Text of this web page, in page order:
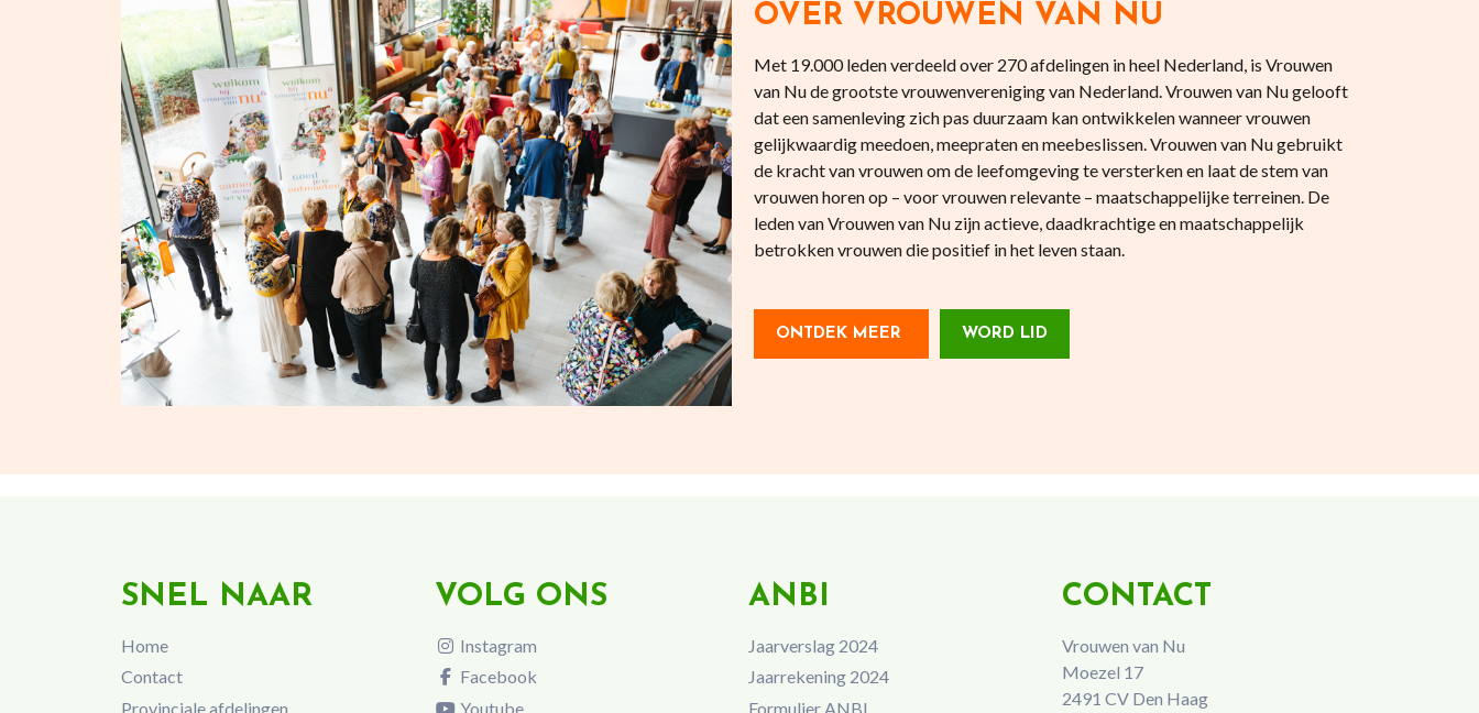
OVER VROUWEN VAN NU
Met 19.000 leden verdeeld over 270 afdelingen in heel Nederland, is Vrouwen
van Nu de grootste vrouwenvereniging van Nederland. Vrouwen van Nu gelooft
dat een samenleving zich pas duurzaam kan ontwikkelen wanneer vrouwen
gelijkwaardig meedoen, meepraten en meebeslissen. Vrouwen van Nu gebruikt
de kracht van vrouwen om de leefomgeving te versterken en laat de stem van
vrouwen horen op – voor vrouwen relevante – maatschappelijke terreinen. De
leden van Vrouwen van Nu zijn actieve, daadkrachtige en maatschappelijk
betrokken vrouwen die positief in het leven staan.
ONTDEK MEER WORD LID
SNEL NAAR
Home
Contact
Provinciale afdelingen
VOLG ONS
Instagram
Facebook
Youtube
ANBI
Jaarverslag 2024
Jaarrekening 2024
Formulier ANBI
CONTACT
Vrouwen van Nu
Moezel 17
2491 CV Den Haag